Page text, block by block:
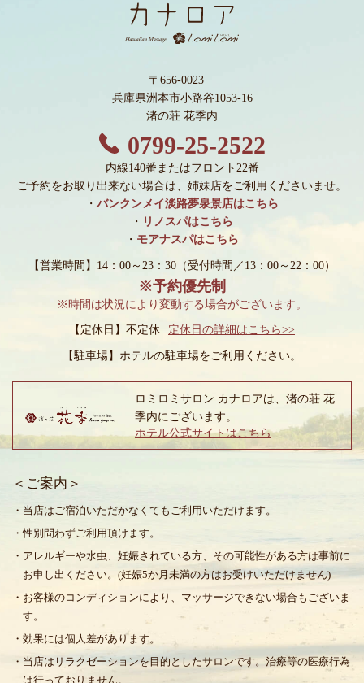
〒656-0023
兵庫県洲本市小路谷1053-16
渚の荘 花季内
0799-25-2522
内線140番またはフロント22番
ご予約をお取り出来ない場合は、姉妹店をご利用くださいませ。
・ バンクンメイ淡路夢泉景店はこちら
・ リノスパはこちら
・ モアナスパはこちら
【営業時間】14：00～23：30 （受付時間／13：00～22：00）
※予約優先制
※時間は状況により変動する場合がございます。
【定休日】不定休 定休日の詳細はこちら>>
【駐車場】 ホテルの駐車場をご利用ください。
ロミロミサロン カナロアは、渚の荘 花
季内にございます。
ホテル公式サイトはこちら
＜ご案内＞
・当店はご宿泊いただかなくてもご利用いただけます。
・性別問わずご利用頂けます。
・アレルギーや水虫、妊娠されている方、その可能性がある方は事前に
お申し出ください。(妊娠5か月未満の方はお受けいただけません)
・お客様のコンディションにより、マッサージできない場合もございま
す。
・効果には個人差があります。
・当店はリラクゼーションを目的としたサロンです。治療等の医療行為
は行っておりません。